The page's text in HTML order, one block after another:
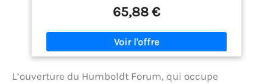
deux poches de ceinture solides qui garantissent
un transport sûr du sac. Polyvalence : le beau sac
banane pour hommes et femmes est parfait pour
les festivals, le prochain marché médiéval, le
carnaval, les jeux de rôle avec vos amis ou même
Pratique et sûr : vous pouvez fixer ce nouveau
65,88 €
L’ouverture du Humboldt Forum, qui occupe